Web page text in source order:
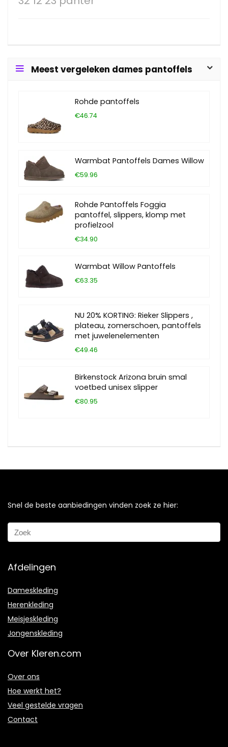
Meest vergeleken dames pantoffels
Rohde pantoffels
€46.74
Warmbat Pantoffels Dames Willow
€59.96
Rohde Pantoffels Foggia
pantoffel, slippers, klomp met
profielzool
€34.90
Warmbat Willow Pantoffels
€63.35
NU 20% KORTING: Rieker Slippers ,
plateau, zomerschoen, pantoffels
met juwelenelementen
€49.46
Birkenstock Arizona bruin smal
voetbed unisex slipper
€80.95
Snel de beste aanbiedingen vinden zoek ze hier:
Afdelingen
Dameskleding
Herenkleding
Meisjeskleding
Jongenskleding
Over Kleren.com
Over ons
Hoe werkt het?
Veel gestelde vragen
Contact